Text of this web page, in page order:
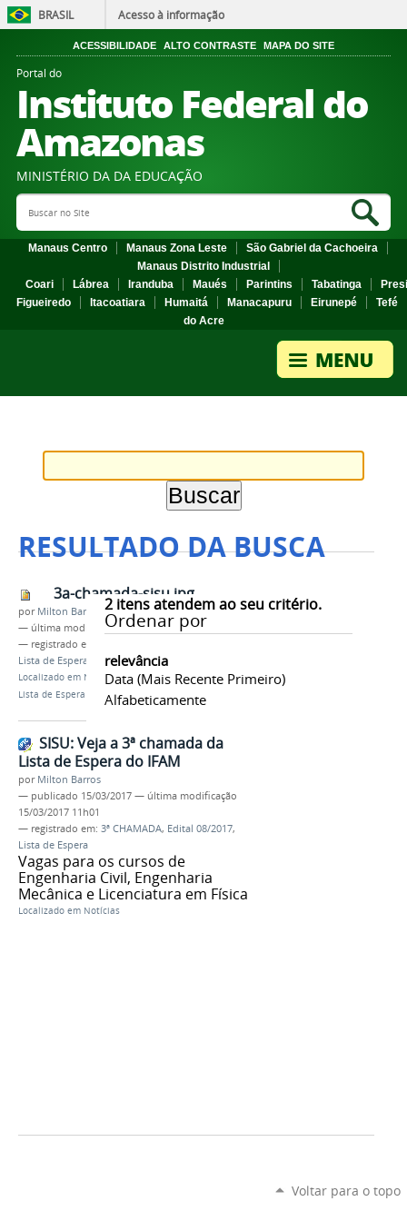
BRASIL Acesso à informação
ACESSIBILIDADE ALTO CONTRASTE MAPA DO SITE
Portal do
Instituto Federal do
Amazonas
MINISTÉRIO DA DA EDUCAÇÃO
Search Site
Manaus Centro Manaus Zona Leste
São Gabriel da Cachoeira
Manaus Distrito Industrial
Coari
Lábrea Iranduba Maués Parintins Tabatinga
Figueiredo
Itacoatiara Humaitá Manacapuru Eirunepé
Tefé
do Acre
RESULTADO DA BUSCA
2itens atendem ao seu critério.
Ordenar por
relevância
Data (mais Recente Primeiro)
Alfabeticamente
3a-chamada-sisu.jpg
por Milton Barros
— última modificação15/03/2017 11h01
— registrado em:
Lista de Espera
Localizado em Notícias /SISU: Veja a 3ª chamada da
Lista de Espera do IFAM
SISU: Veja a 3ª chamada da
Lista de Espera do IFAM
por Milton Barros
— publicado 15/03/2017 — última modificação
15/03/2017 11h01
— registrado em: 3ª CHAMADA, Edital 08/2017,
Lista de Espera
Vagas para os cursos de
Engenharia Civil, Engenharia
Mecânica e Licenciatura em Física
Localizado em Notícias
Voltar para o topo